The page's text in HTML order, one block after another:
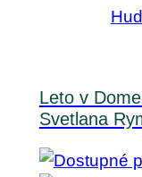
Leto v
Svetlana